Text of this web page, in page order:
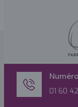
01 60